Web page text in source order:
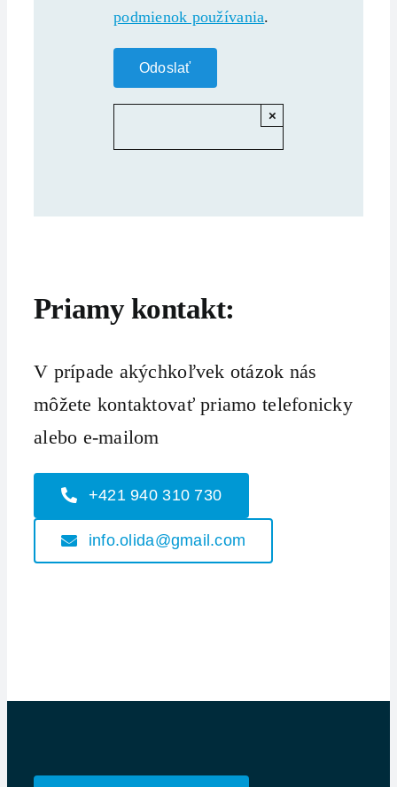
podmienok používania.
×
Priamy kontakt:
V prípade akýchkoľvek otázok nás
môžete kontaktovať priamo telefonicky
alebo e-mailom
+421 940 310 730
info.olida@gmail.com